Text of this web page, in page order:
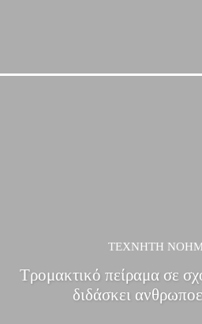
ΤΕΧΝΗΤΗ
Τρομακτικό πείραμα σε
διδάσκει